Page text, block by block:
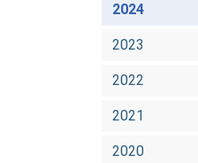
2024
2023
2022
2021
2020